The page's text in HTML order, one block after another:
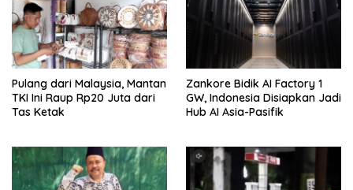
Pulang dari Malaysia, Mantan
TKI Ini Raup Rp20 Juta dari
Tas Ketak
Zankore Bidik AI Factory 1
GW, Indonesia Disiapkan Jadi
Hub AI Asia-Pasifik